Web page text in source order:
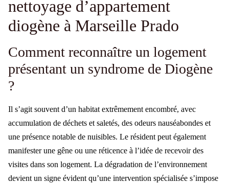
nettoyage d’appartement
diogène à Marseille Prado
Comment reconnaître un logement
présentant un syndrome de Diogène
?
Il s’agit souvent d’un habitat extrêmement encombré, avec
accumulation de déchets et saletés, des odeurs nauséabondes et
une présence notable de nuisibles. Le résident peut également
manifester une gêne ou une réticence à l’idée de recevoir des
visites dans son logement. La dégradation de l’environnement
devient un signe évident qu’une intervention spécialisée s’impose